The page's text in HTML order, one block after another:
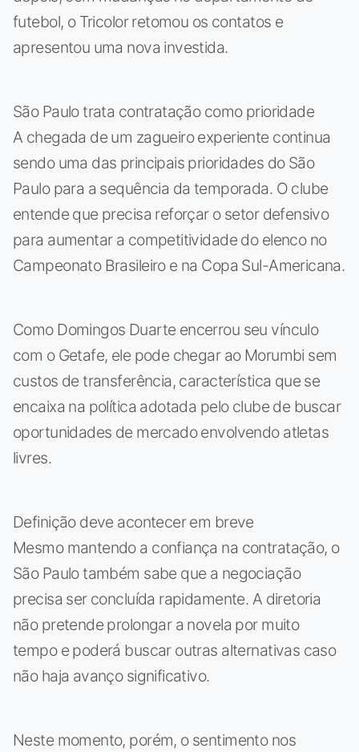
futebol, o Tricolor retomou os contatos e
apresentou uma nova investida.
São Paulo trata contratação como prioridade
A chegada de um zagueiro experiente continua
sendo uma das principais prioridades do São
Paulo para a sequência da temporada. O clube
entende que precisa reforçar o setor defensivo
para aumentar a competitividade do elenco no
Campeonato Brasileiro e na Copa Sul-Americana.
Como Domingos Duarte encerrou seu vínculo
com o Getafe, ele pode chegar ao Morumbi sem
custos de transferência, característica que se
encaixa na política adotada pelo clube de buscar
oportunidades de mercado envolvendo atletas
livres.
Definição deve acontecer em breve
Mesmo mantendo a confiança na contratação, o
São Paulo também sabe que a negociação
precisa ser concluída rapidamente. A diretoria
não pretende prolongar a novela por muito
tempo e poderá buscar outras alternativas caso
não haja avanço significativo.
Neste momento, porém, o sentimento nos